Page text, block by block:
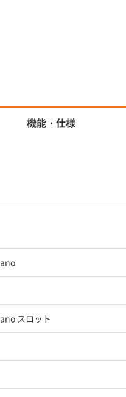
機能・仕様
スロット